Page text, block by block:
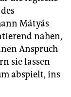
Mátyás
nahen,
Anspruch
sie lassen
abspielt, ins